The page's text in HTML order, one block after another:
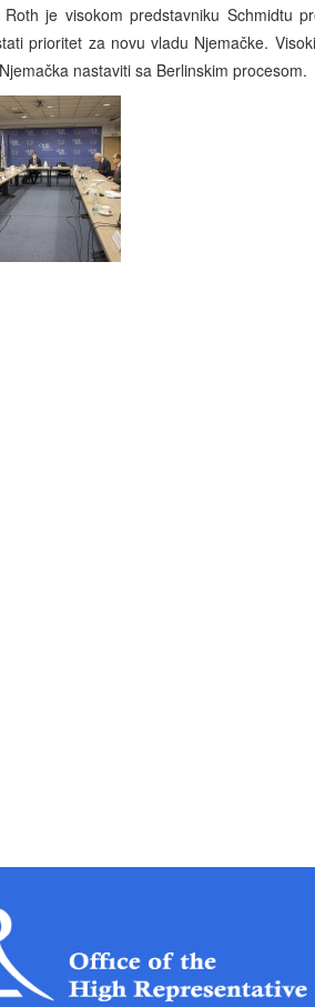
je visokom predstavniku Schmidtu
prioritet za novu vladu Njemačke.
nastaviti sa Berlinskim procesom.